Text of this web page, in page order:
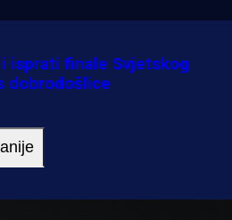
isprati finale Svjetskog
dobrodošlice